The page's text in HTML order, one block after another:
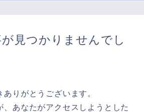
見つかりませんでし
りがとうございます。
、あなたがアクセスしようとした